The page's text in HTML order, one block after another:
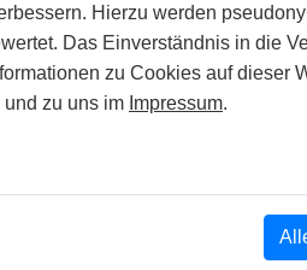
Hierzu werden
Das Einverständnis in die
zu Cookies auf dieser
und zu uns im Impressum.